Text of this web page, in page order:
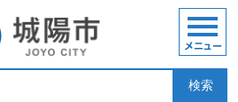
検索
メニュー